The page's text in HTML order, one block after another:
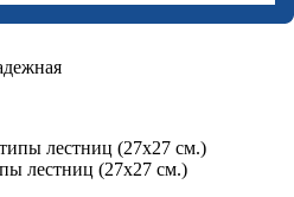
лестниц (27х27 см.)